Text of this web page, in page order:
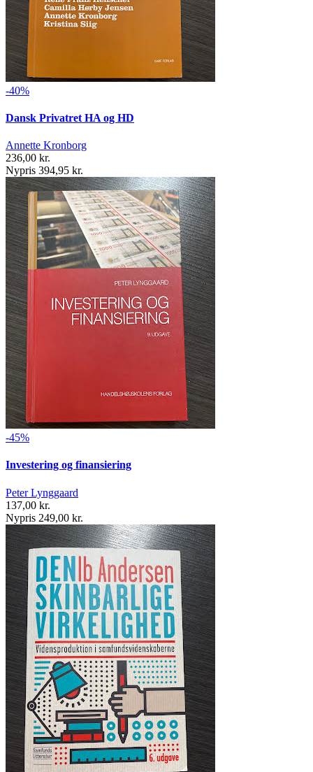
-40%
Dansk Privatret HA og HD
Annette Kronborg
236,00 kr.
Nypris 394,95 kr.
-45%
Investering og finansiering
Peter Lynggaard
137,00 kr.
Nypris 249,00 kr.